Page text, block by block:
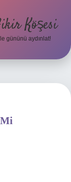
Köşesi
gününü aydınlat!